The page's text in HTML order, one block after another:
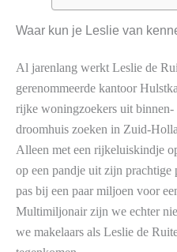
Waar kun je Leslie van
Al jarenlang werkt Leslie de
gerenommeerde kantoor
rijke woningzoekers uit
droomhuis zoeken in Zuid-
Alleen met een rijkeluiskindje
op een pandje uit zijn
pas bij een paar miljoen voor
Multimiljonair zijn we echter
we makelaars als Leslie de